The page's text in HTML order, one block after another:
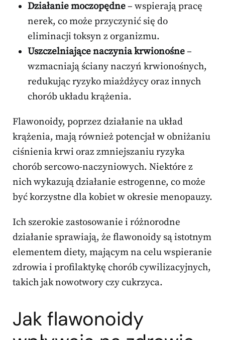
Działanie moczopędne– wspierają pracę
nerek, co może przyczynić się do
eliminacji toksyn z organizmu.
Uszczelniające naczynia krwionośne–
wzmacniają ściany naczyń krwionośnych,
redukując ryzyko miażdżycy oraz innych
chorób układu krążenia.
Flawonoidy, poprzez działanie na układ
krążenia, mają również potencjał w obniżaniu
ciśnienia krwi oraz zmniejszaniu ryzyka
chorób sercowo-naczyniowych. Niektóre z
nich wykazują działanie estrogenne, co może
być korzystne dla kobiet w okresie menopauzy.
Ich szerokie zastosowanie i różnorodne
działanie sprawiają, że flawonoidy są istotnym
elementem diety, mającym na celu wspieranie
zdrowia i profilaktykę chorób cywilizacyjnych,
takich jak nowotwory czy cukrzyca.
Jak flawonoidy